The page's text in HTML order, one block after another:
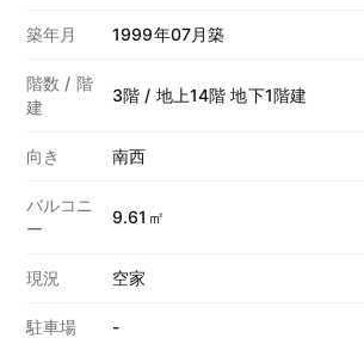
築年月 1999年07月築
階数 / 階
建
3階 / 地上14階 地下1階建
向き 南西
バルコニ
ー
9.61㎡
現況 空家
駐車場 -